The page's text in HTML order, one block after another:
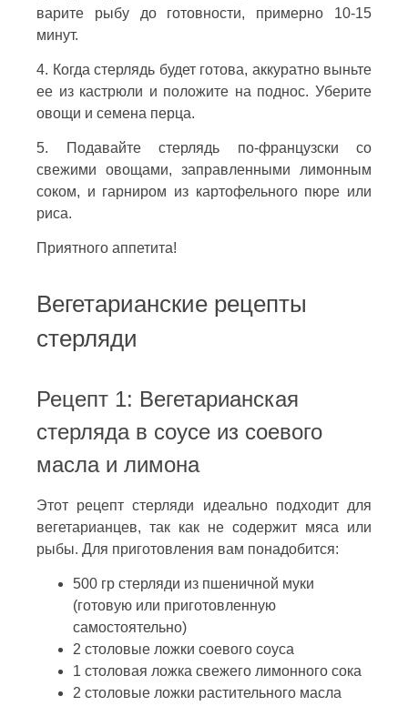
варите рыбу до готовности, примерно 10-15
минут.
4. Когда стерлядь будет готова, аккуратно выньте
ее из кастрюли и положите на поднос. Уберите
овощи и семена перца.
5. Подавайте стерлядь по-французски со
свежими овощами, заправленными лимонным
соком, и гарниром из картофельного пюре или
риса.
Приятного аппетита!
Вегетарианские рецепты
стерляди
Рецепт 1: Вегетарианская
стерляда в соусе из соевого
масла и лимона
Этот рецепт стерляди идеально подходит для
вегетарианцев, так как не содержит мяса или
рыбы. Для приготовления вам понадобится:
500 гр стерляди из пшеничной муки
(готовую или приготовленную
самостоятельно)
2 столовые ложки соевого соуса
1 столовая ложка свежего лимонного сока
2 столовые ложки растительного масла